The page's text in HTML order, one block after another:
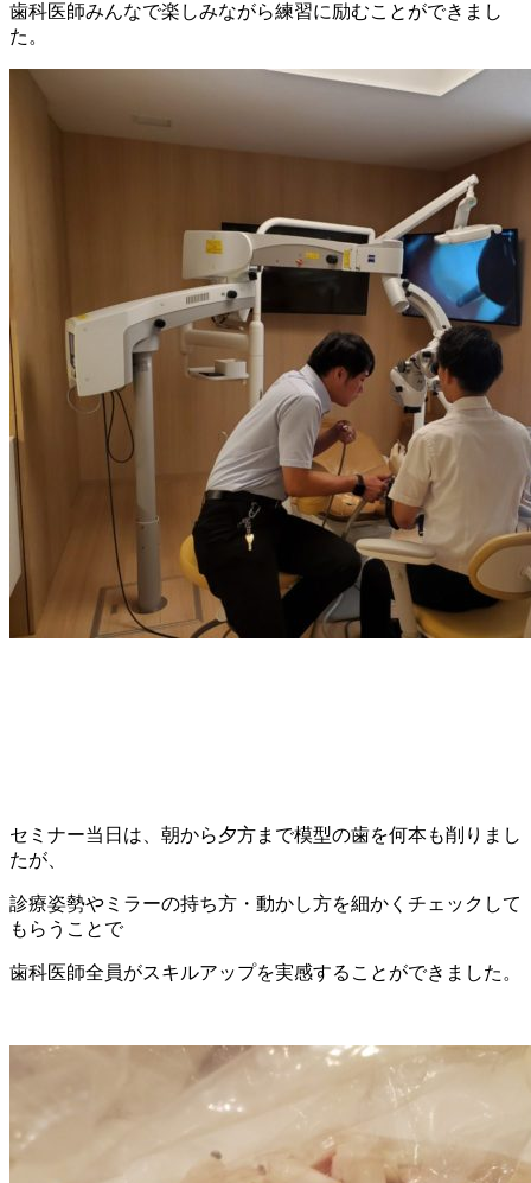
歯科医師みんなで楽しみながら練習に励むことができまし
た。
セミナー当日は、朝から夕方まで模型の歯を何本も削りまし
たが、
診療姿勢やミラーの持ち方・動かし方を細かくチェックして
もらうことで
歯科医師全員がスキルアップを実感することができました。